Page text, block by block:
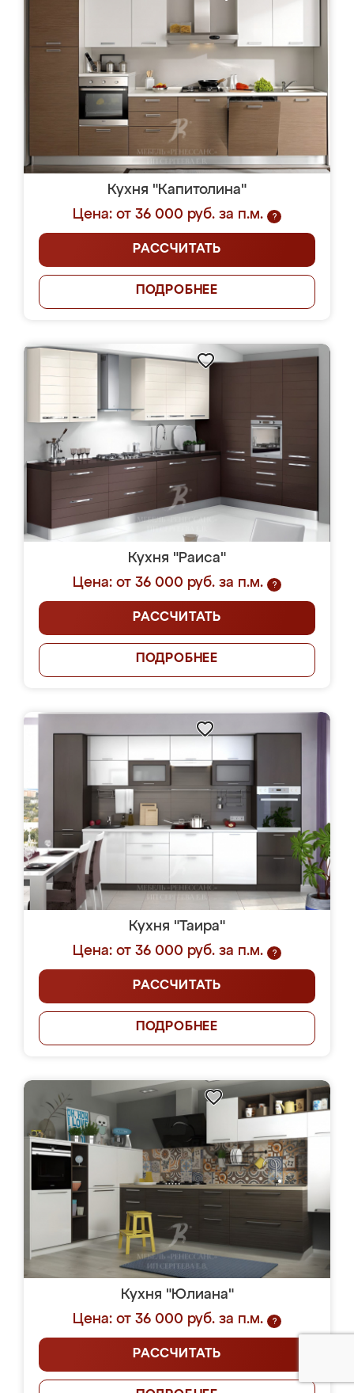
Кухня "Капитолина"
Цена: от 36 000 руб. за п.м.
?
РАССЧИТАТЬ
ПОДРОБНЕЕ
Кухня "Раиса"
Цена: от 36 000 руб. за п.м.
?
РАССЧИТАТЬ
ПОДРОБНЕЕ
Кухня "Таира"
Цена: от 36 000 руб. за п.м.
?
РАССЧИТАТЬ
ПОДРОБНЕЕ
Кухня "Юлиана"
Цена: от 36 000 руб. за п.м.
?
РАССЧИТАТЬ